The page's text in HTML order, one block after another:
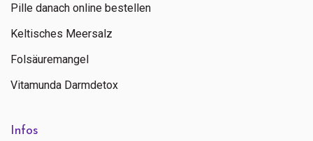
Pille danach online bestellen
Keltisches Meersalz
Folsäuremangel
Vitamunda Darmdetox
Infos